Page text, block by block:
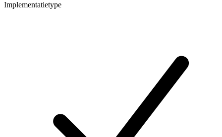
Implementatietype